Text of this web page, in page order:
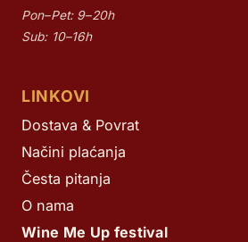
Pon–Pet: 9–20h
Sub: 10–16h
LINKOVI
Dostava & Povrat
Načini plaćanja
Česta pitanja
O nama
Wine Me Up festival